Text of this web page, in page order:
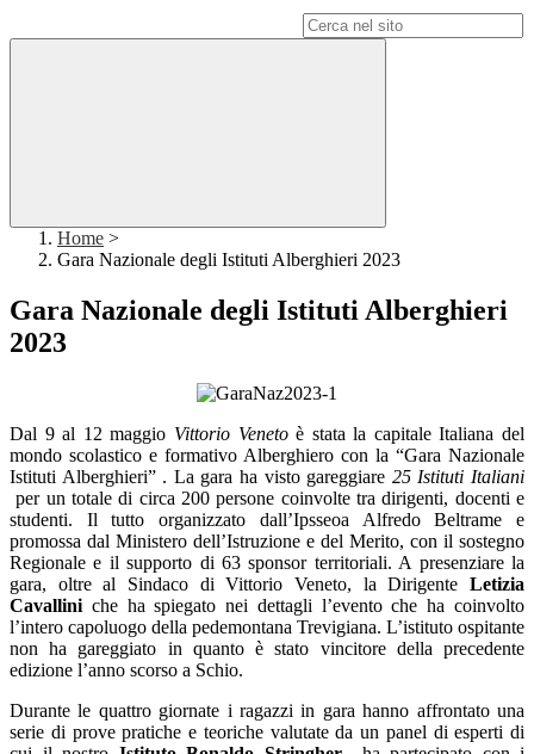
Home >
Gara Nazionale degli Istituti Alberghieri 2023
Gara Nazionale degli Istituti Alberghieri
2023
Dal 9 al 12 maggio Vittorio Venetoè stata la capitale Italiana del
mondo scolastico e formativo Alberghiero con la “Gara Nazionale
Istituti Alberghieri” . La gara ha visto gareggiare 25 Istituti Italiani
per un totale di circa 200 persone coinvolte tra dirigenti, docenti e
studenti. Il tutto organizzato dall’Ipsseoa Alfredo Beltrame e
promossa dal Ministero dell’Istruzione e del Merito, con il sostegno
Regionale e il supporto di 63 sponsor territoriali. A presenziare la
gara, oltre al Sindaco di Vittorio Veneto, la Dirigente Letizia
Cavallini che ha spiegato nei dettagli l’evento che ha coinvolto
l’intero capoluogo della pedemontana Trevigiana. L’istituto ospitante
non ha gareggiato in quanto è stato vincitore della precedente
edizione l’anno scorso a Schio.
Durante le quattro giornate i ragazzi in gara hanno affrontato una
serie di prove pratiche e teoriche valutate da un panel di esperti di